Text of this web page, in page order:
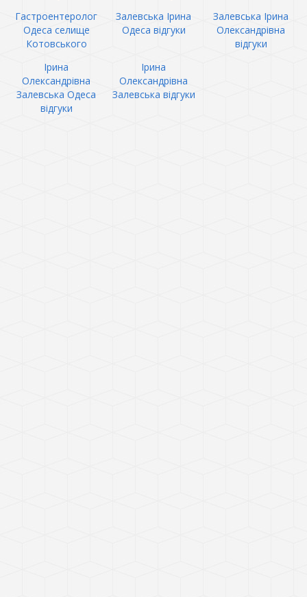
Гастроентеролог
Одеса селище
Котовського
Залевська Ірина
Одеса відгуки
Залевська Ірина
Олександрівна
відгуки
Ірина
Олександрівна
Залевська Одеса
відгуки
Ірина
Олександрівна
Залевська відгуки